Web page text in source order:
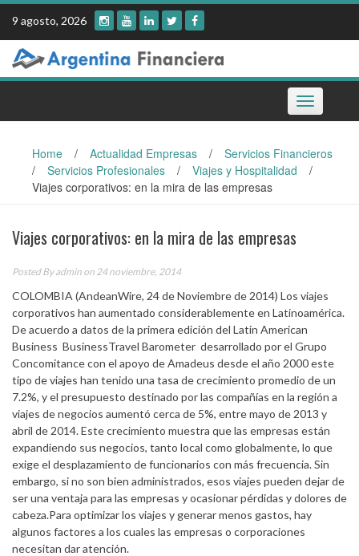
Skip
content
9 agosto, 2026
Toggle
navigation
Home / Actualidad Empresas /
Servicios Financieros
/
Servicios Profesionales / Viajes y Hospitalidad
/
Viajes corporativos: en la mira de las empresas
Viajes corporativos: en la mira de las empresas
Posted Byadmin on 24 noviembre, 2014
COLOMBIA (AndeanWire, 24 de Noviembre de 2014) Los viajes
corporativos han aumentado considerablemente en Latinoamérica.
De acuerdo a datos de la primera edición del Latin American
Business BusinessTravel Barometer desarrollado por el Grupo
Concomitance con el apoyo de Amadeus desde el año 2000 este
tipo de viajes han tenido una tasa de crecimiento promedio de un
7.2%, y el presupuesto destinado por las compañías en la región a
viajes de negocios aumentó cerca de 5%, entre mayo de 2013 y
abril de 2014. Este crecimiento muestra que las empresas están
expandiendo sus negocios, tanto local como globalmente, lo que
exige el desplazamiento de funcionarios con más frecuencia. Sin
embargo, si no son bien administrados, esos viajes pueden dejar de
ser una ventaja para las empresas y ocasionar pérdidas y dolores de
cabeza.Para optimizar los viajes y generar menos gastos, hay
algunos factores a los cuales las empresas o corporaciones
necesitan dar atención.